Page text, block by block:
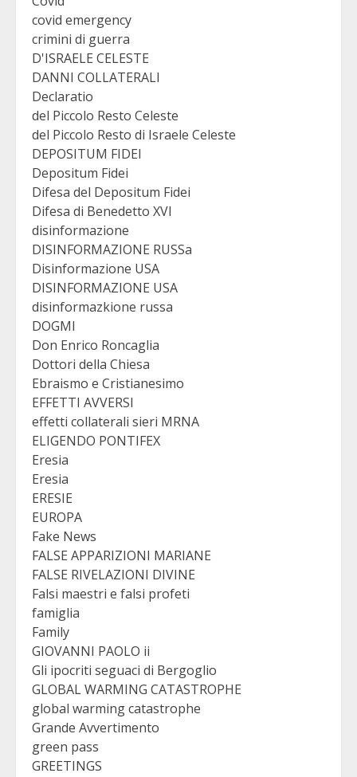
covid emergency
crimini di guerra
D'ISRAELE CELESTE
DANNI COLLATERALI
Declaratio
del Piccolo Resto Celeste
del Piccolo Resto di Israele Celeste
DEPOSITUM FIDEI
Depositum Fidei
Difesa del Depositum Fidei
Difesa di Benedetto XVI
disinformazione
DISINFORMAZIONE RUSSa
Disinformazione USA
DISINFORMAZIONE USA
disinformazkione russa
DOGMI
Don Enrico Roncaglia
Dottori della Chiesa
Ebraismo e Cristianesimo
EFFETTI AVVERSI
effetti collaterali sieri MRNA
ELIGENDO PONTIFEX
Eresia
Eresia
ERESIE
EUROPA
Fake News
FALSE APPARIZIONI MARIANE
FALSE RIVELAZIONI DIVINE
Falsi maestri e falsi profeti
famiglia
Family
GIOVANNI PAOLO ii
Gli ipocriti seguaci di Bergoglio
GLOBAL WARMING CATASTROPHE
global warming catastrophe
Grande Avvertimento
green pass
GREETINGS